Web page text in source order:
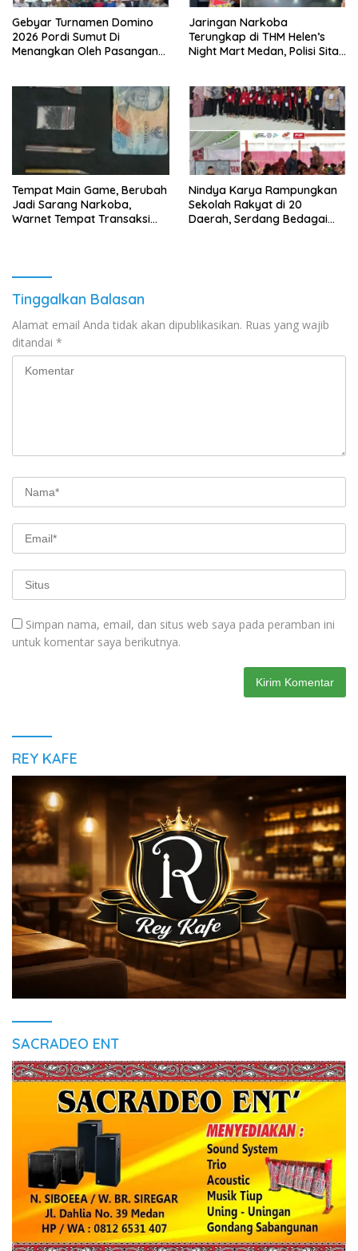
Gebyar Turnamen Domino
2026 Pordi Sumut Di
Menangkan Oleh Pasangan
Jaringan Narkoba
Terungkap di THM Helen’s
Night Mart Medan, Polisi Sita
Tempat Main Game, Berubah
Jadi Sarang Narkoba,
Warnet Tempat Transaksi
Nindya Karya Rampungkan
Sekolah Rakyat di 20
Daerah, Serdang Bedagai
Tinggalkan Balasan
Alamat email Anda tidak akan dipublikasikan. Ruas yang wajib
ditandai *
Simpan nama, email, dan situs web saya pada peramban ini
untuk komentar saya berikutnya.
REY KAFE
SACRADEO ENT